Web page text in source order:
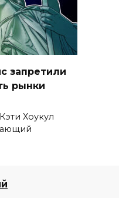
запретили
рынки
Хоукул